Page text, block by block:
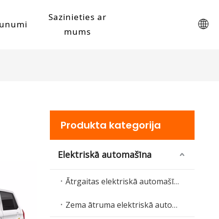
Sazinieties ar
mums
Produkta kategorija
Elektriskā automašīna
Ātrgaitas elektriskā automašīna
Zema ātruma elektriskā automašīna